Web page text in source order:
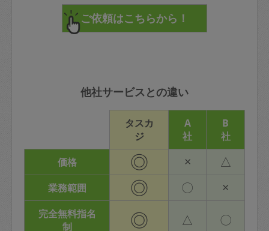
他社サービスとの違い
タスカ
ジ
A
社
B
社
価格
◎ × △
業務範囲 ◎ 〇 ×
完全無料指名
制
◎ △ 〇